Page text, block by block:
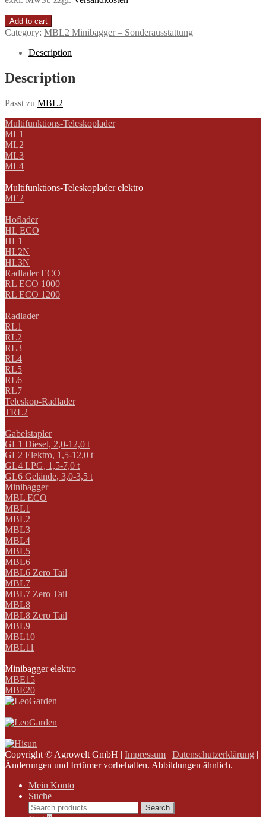
Add to cart
Category: MBL2 Minibagger – Sonderausstattung
Description
Description
Passt zu MBL2
Multifunktions-Teleskoplader
ML1
ML2
ML3
ML4
Multifunktions-Teleskoplader elektro
ME2
Hoflader
HL ECO
HL1
HL2N
HL3N
Radlader ECO
RL ECO 1000
RL ECO 1200
Radlader
RL1
RL2
RL3
RL4
RL5
RL6
RL7
Teleskop-Radlader
TRL2
Gabelstapler
GL1 Diesel, 2,0-12,0 t
GL2 Elektro, 1,5-12,0 t
GL4 LPG, 1,5-7,0 t
GL6 Gelände, 3,0-3,5 t
Minibagger
MBL ECO
MBL1
MBL2
MBL3
MBL4
MBL5
MBL6
MBL6 Zero Tail
MBL7
MBL7 Zero Tail
MBL8
MBL8 Zero Tail
MBL9
MBL10
MBL11
Minibagger elektro
MBE15
MBE20
Copyright © Agrowelt GmbH | Impressum | Datenschutzerklärung |
Änderungen und Irrtümer vorbehalten. Abbildungen ähnlich.
Mein Konto
Suche
Search
Search